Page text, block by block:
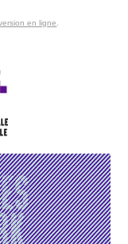
en ligne.